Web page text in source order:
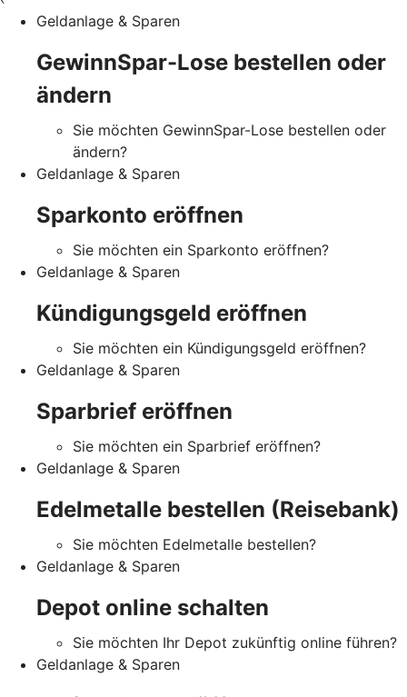
Geldanlage & Sparen
GewinnSpar-Lose bestellen oder
ändern
Sie möchten GewinnSpar-Lose bestellen oder
ändern?
Geldanlage & Sparen
Sparkonto eröffnen
Sie möchten ein Sparkonto eröffnen?
Geldanlage & Sparen
Kündigungsgeld eröffnen
Sie möchten ein Kündigungsgeld eröffnen?
Geldanlage & Sparen
Sparbrief eröffnen
Sie möchten ein Sparbrief eröffnen?
Geldanlage & Sparen
Edelmetalle bestellen (Reisebank)
Sie möchten Edelmetalle bestellen?
Geldanlage & Sparen
Depot online schalten
Sie möchten Ihr Depot zukünftig online führen?
Geldanlage & Sparen